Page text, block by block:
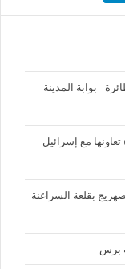
- بوابة المدينة
تعاونها مع إسرائيل -
بقلعة السراغنة -
برس